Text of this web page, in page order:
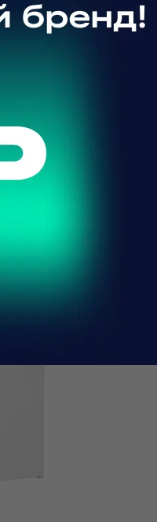
и низким уровнем
надежно защищен